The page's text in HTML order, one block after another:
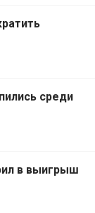
среди
в выигрыш